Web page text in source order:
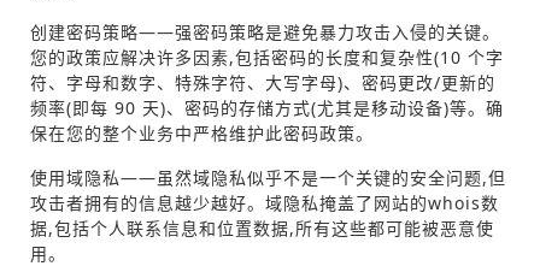
创建密码策略——强密码策略是避免暴力攻击入侵的关键。
您的政策应解决许多因素,包括密码的长度和复杂性(10 个字
符、字母和数字、特殊字符、大写字母)、密码更改/更新的
频率(即每 90 天)、密码的存储方式(尤其是移动设备)等。确
保在您的整个业务中严格维护此密码政策。
使用域隐私——虽然域隐私似乎不是一个关键的安全问题,但
攻击者拥有的信息越少越好。域隐私掩盖了网站的whois数
据,包括个人联系信息和位置数据,所有这些都可能被恶意使
用。